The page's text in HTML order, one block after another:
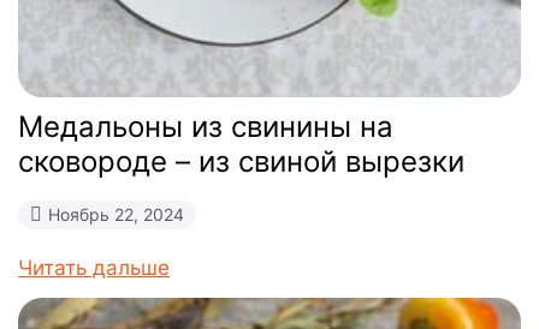
Медальоны из свинины на
сковороде – из свиной вырезки
Ноябрь 22, 2024
Читать дальше